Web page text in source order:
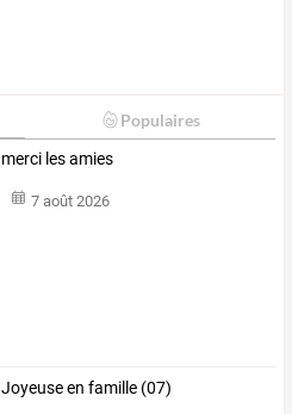
Populaires
merci les amies
7 août 2026
Joyeuse en famille (07)